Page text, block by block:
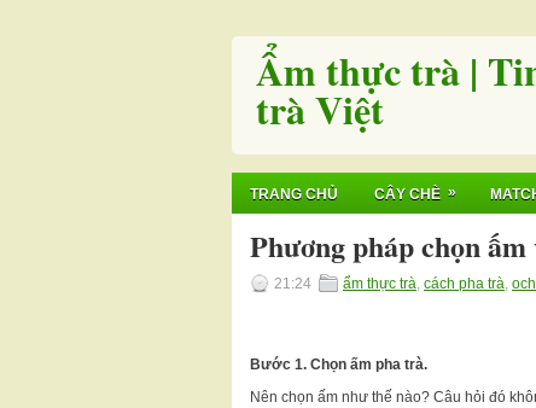
Ẩm thực trà |
trà Việt
TRANG CHỦ CÂY CHÈ »
Phương pháp chọn
21:24 ẩm thực trà, cách pha trà,
Bước 1. Chọn ấm pha trà.
Nên chọn ấm như thế nào? Câu hỏi đó